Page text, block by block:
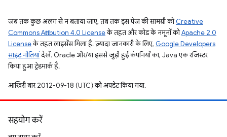
जब तक कुछ अलग से न बताया जाए, तब तक इस पेज की सामग्री कोCreative
Commons Attribution 4.0 Licenseके तहत और कोड के नमूनों कोApache 2.0
Licenseके तहत लाइसेंस मिला है. ज़्यादा जानकारी के लिए, Google Developers
साइट नीतियांदेखें. Oracle और/या इससे जुड़ी हुई कंपनियों का, Java एक रजिस्टर
किया हुआ ट्रेडमार्क है.
आखिरी बार 2012-09-18 (UTC) को अपडेट किया गया.
सहयोग करें